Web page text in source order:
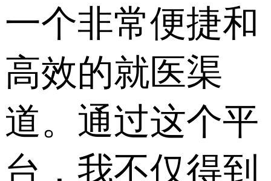
一个非常便捷和
高效的就医渠
道。通过这个平
台，我不仅得到